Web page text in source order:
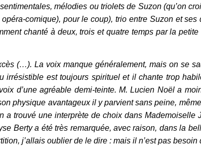
mélodies ou triolets de Suzon (qu’on
comique), pour le coup), trio entre Suzon et ses
chanté à deux, trois et quatre temps par la
(…). La voix manque généralement, mais on se
irrésistible est toujours spirituel et il chante trop
d’une agréable demi-teinte. M. Lucien Noël a
physique avantageux il y parvient sans peine,
a trouvé une interprète de choix dans Mademoiselle
Berty a été très remarquée, avec raison, dans la
j’allais oublier de le dire : mais il n’est pas besoin